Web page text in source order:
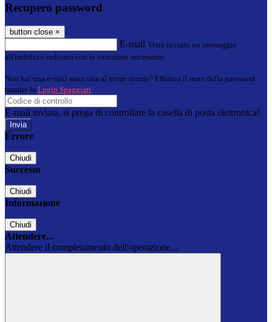
Recupero password
button close ×
E-mail Verrà inviato un messaggio
all'indirizzo indicato con le istruzioni necessarie.
Non hai una e-mail associata al nome utente? Effettua il reset della password
tramite la Login Spaggiari
E-mail inviata, si prega di controllare la casella di posta elettronica!
Errore
Chiudi
Successo
Chiudi
Informazione
Chiudi
Attendere...
Attendere il completamento dell'operazione...